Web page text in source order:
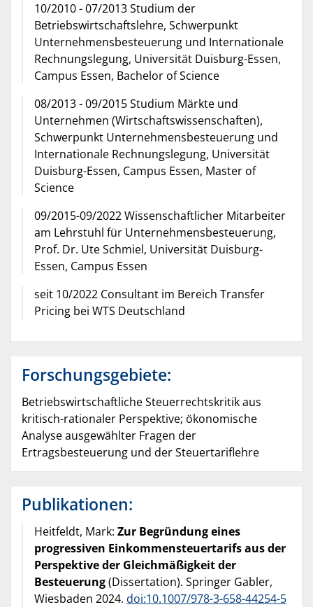
10/2010 - 07/2013 Studium der
Betriebswirtschaftslehre, Schwerpunkt
Unternehmensbesteuerung und Internationale
Rechnungslegung, Universität Duisburg-Essen,
Campus Essen, Bachelor of Science
08/2013 - 09/2015 Studium Märkte und
Unternehmen (Wirtschaftswissenschaften),
Schwerpunkt Unternehmensbesteuerung und
Internationale Rechnungslegung, Universität
Duisburg-Essen, Campus Essen, Master of
Science
09/2015-09/2022 Wissenschaftlicher Mitarbeiter
am Lehrstuhl für Unternehmensbesteuerung,
Prof. Dr. Ute Schmiel, Universität Duisburg-
Essen, Campus Essen
seit 10/2022 Consultant im Bereich Transfer
Pricing bei WTS Deutschland
Forschungsgebiete:
Betriebswirtschaftliche Steuerrechtskritik aus
kritisch-rationaler Perspektive; ökonomische
Analyse ausgewählter Fragen der
Ertragsbesteuerung und der Steuertariflehre
Publikationen:
Heitfeldt, Mark: Zur Begründung eines
progressiven Einkommensteuertarifs aus der
Perspektive der Gleichmäßigkeit der
Besteuerung(Dissertation). Springer Gabler,
Wiesbaden 2024. doi:10.1007/978-3-658-44254-5